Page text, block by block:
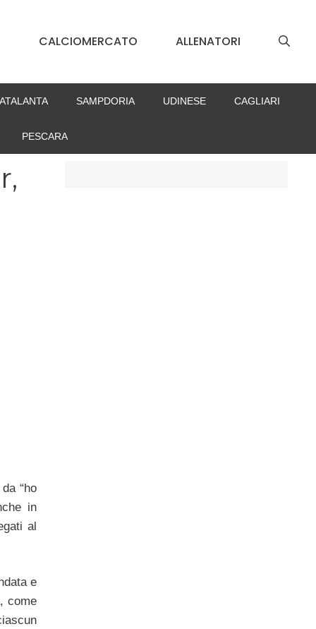
CALCIOMERCATO ALLENATORI
SAMPDORIA UDINESE CAGLIARI
PESCARA
“ho
in
al
e
come